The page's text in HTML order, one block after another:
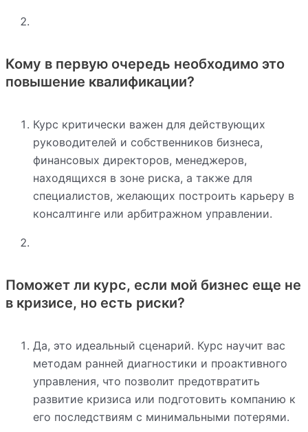
Кому в первую очередь необходимо это
повышение квалификации?
Курс критически важен для действующих
руководителей и собственников бизнеса,
финансовых директоров, менеджеров,
находящихся в зоне риска, а также для
специалистов, желающих построить карьеру в
консалтинге или арбитражном управлении.
Поможет ли курс, если мой бизнес еще не
в кризисе, но есть риски?
Да, это идеальный сценарий. Курс научит вас
методам ранней диагностики и проактивного
управления, что позволит предотвратить
развитие кризиса или подготовить компанию к
его последствиям с минимальными потерями.